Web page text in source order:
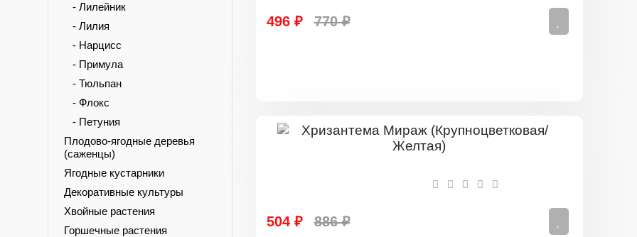
- Лилейник
- Лилия
- Нарцисс
- Примула
- Тюльпан
- Флокс
- Петуния
Плодово-ягодные деревья
(саженцы)
Ягодные кустарники
Декоративные культуры
Хвойные растения
Горшечные растения
496 ₽ 770 ₽
504 ₽ 886 ₽